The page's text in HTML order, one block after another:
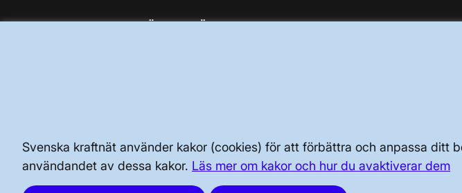
Svenska kraftnät använder kakor (cookies) för att förbättra och anpassa
användandet av dessa kakor. Läs mer om kakor och hur du avaktiverar dem
BRA ATT VETA FÖR ALLMÄNHETEN OM